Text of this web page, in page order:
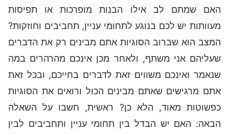
האם שמתם לב אילו הבנות מופרכות או תפיסות
מעוותות יש לכם בנוגע לתחומי עניין, תחביבים וחוזקות?
המצב הוא שברוב הסוגיות אתם מבינים רק את הדברים
שעליהם אני משתף, ולאחר מכן אינכם מהרהרים במה
שנאמר ואינכם משווים זאת לדברים בחייכם, ובכל זאת
אתם מרגישים שאתם מבינים הכול ורואים את הסוגיות
כפשוטות מאוד, הלא כן? ראשית, חשבו על השאלה
הבאה: האם יש הבדל בין תחומי עניין ותחביבים לבין